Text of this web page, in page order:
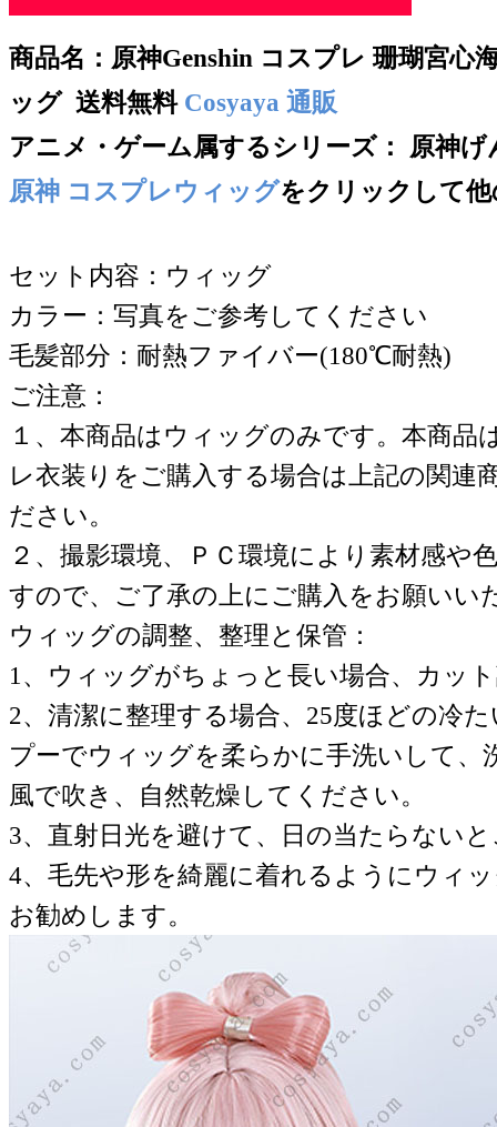
商品名： 原神Genshin コスプレ 珊瑚宮心
ッグ 送料無料 Cosyaya 通販
アニメ・ゲーム属するシリーズ： 原神げ
原神 コスプレウィッグをクリックして
セット内容：ウィッグ
カラー：写真をご参考してください
毛髪部分：耐熱ファイバー(180℃耐熱)
ご注意：
１、本商品はウィッグのみです。本商
レ衣装りをご購入する場合は上記の関連
ださい。
２、撮影環境、ＰＣ環境により素材感や
すので、ご了承の上にご購入をお願いい
ウィッグの調整、整理と保管：
1、ウィッグがちょっと長い場合、カッ
2、清潔に整理する場合、25度ほどの冷
プーでウィッグを柔らかに手洗いして、
風で吹き、自然乾燥してください。
3、直射日光を避けて、日の当たらない
4、毛先や形を綺麗に着れるようにウィ
お勧めします。